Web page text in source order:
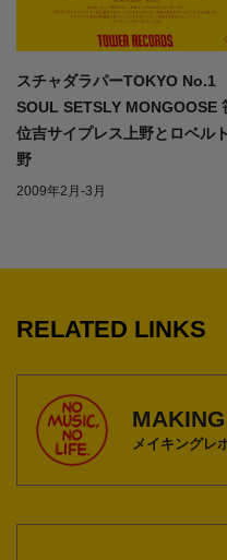
スチャダラパーTOKYO No.1
SOUL SETSLY MONGOOSE
位吉サイプレス上野とロベル
野
2009年2月-3月
RELATED LINKS
メイキングレ